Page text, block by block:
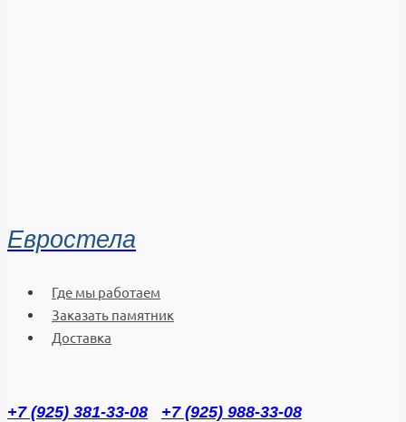
Евростела
Где мы работаем
Заказать памятник
Доставка
+7 (925) 381-33-08
+7 (925) 988-33-08